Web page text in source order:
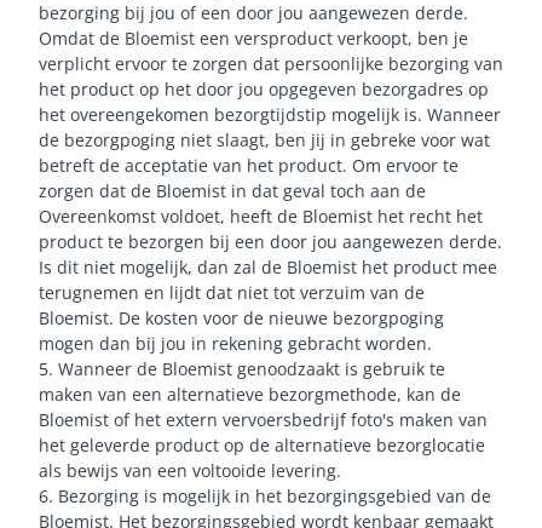
bezorging bij jou of een door jou aangewezen derde.
Omdat de Bloemist een versproduct verkoopt, ben je
verplicht ervoor te zorgen dat persoonlijke bezorging van
het product op het door jou opgegeven bezorgadres op
het overeengekomen bezorgtijdstip mogelijk is. Wanneer
de bezorgpoging niet slaagt, ben jij in gebreke voor wat
betreft de acceptatie van het product. Om ervoor te
zorgen dat de Bloemist in dat geval toch aan de
Overeenkomst voldoet, heeft de Bloemist het recht het
product te bezorgen bij een door jou aangewezen derde.
Is dit niet mogelijk, dan zal de Bloemist het product mee
terugnemen en lijdt dat niet tot verzuim van de
Bloemist. De kosten voor de nieuwe bezorgpoging
mogen dan bij jou in rekening gebracht worden.
5. Wanneer de Bloemist genoodzaakt is gebruik te
maken van een alternatieve bezorgmethode, kan de
Bloemist of het extern vervoersbedrijf foto's maken van
het geleverde product op de alternatieve bezorglocatie
als bewijs van een voltooide levering.
6. Bezorging is mogelijk in het bezorgingsgebied van de
Bloemist. Het bezorgingsgebied wordt kenbaar gemaakt